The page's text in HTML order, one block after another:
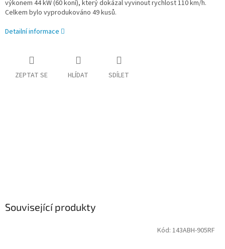
výkonem 44 kW (60 koní), který dokázal vyvinout rychlost 110 km/h.
Celkem bylo vyprodukováno 49 kusů.
Detailní informace
ZEPTAT SE HLÍDAT SDÍLET
Související produkty
Kód: 143ABH-905RF